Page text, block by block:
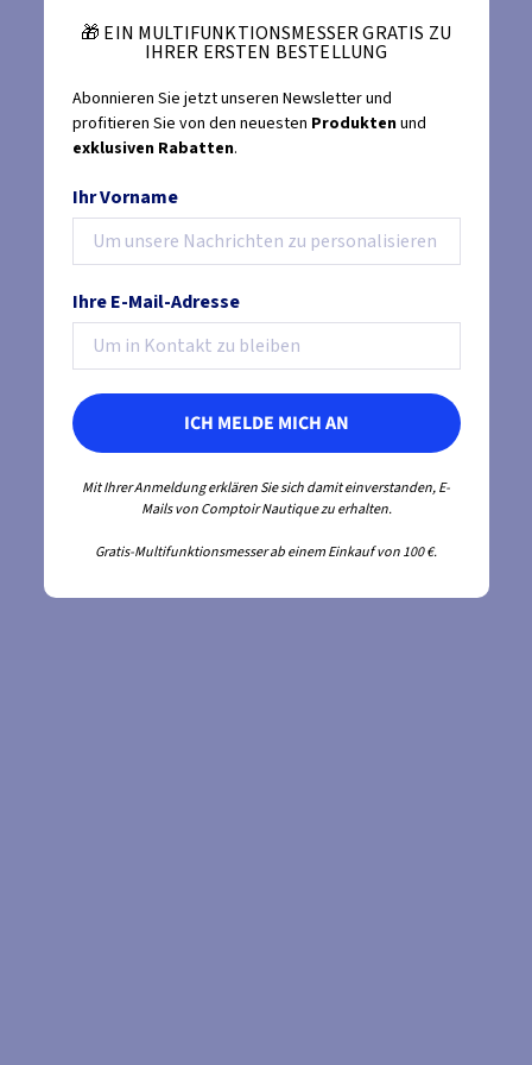
🎁 EIN MULTIFUNKTIONSMESSER GRATIS ZU
IHRER ERSTEN BESTELLUNG
Abonnieren Sie jetzt unseren Newsletter und
profitieren Sie von den neuesten Produktenund
exklusiven Rabatten.
Ihr Vorname
Ihre E-Mail-Adresse
ICH MELDE MICH AN
Mit Ihrer Anmeldung erklären Sie sich damit einverstanden, E-
Mails von Comptoir Nautique zu erhalten.
Gratis-Multifunktionsmesser ab einem Einkauf von 100 €.